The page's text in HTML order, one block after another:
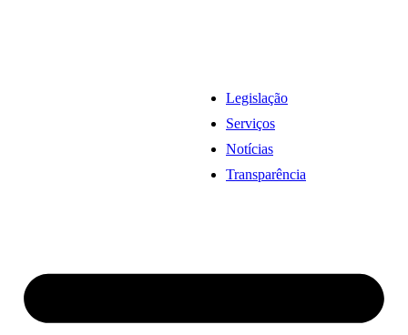
Legislação
Serviços
Notícias
Transparência